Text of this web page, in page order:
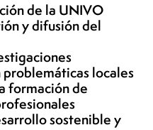
de la UNIVO
y difusión del
locales
formación de
sostenible y